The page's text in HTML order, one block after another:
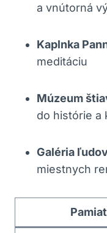
⁣a vnútorná
Kaplnka
meditáciu
Múzeum
do histórie a
Galéria
miestnych